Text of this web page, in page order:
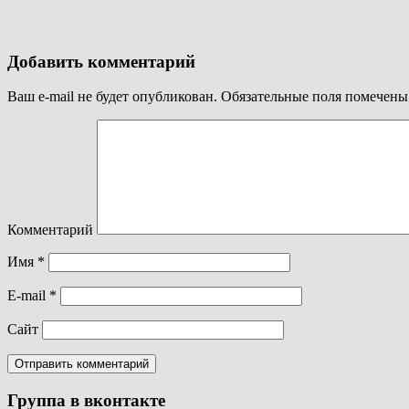
Добавить комментарий
Ваш e-mail не будет опубликован. Обязательные поля
Комментарий
Имя *
E-mail *
Сайт
Группа в вконтакте